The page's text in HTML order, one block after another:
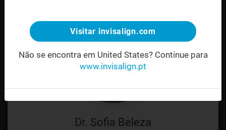
Dr. Sofia Beleza
Visitar invisalign.com
Não se encontra em United States? Continue para
www.invisalign.pt